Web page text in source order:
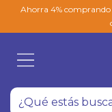
Ahorra 4%